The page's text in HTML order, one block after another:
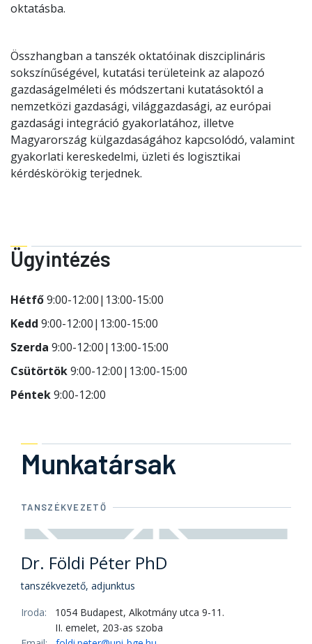
oktatásba.
Összhangban a tanszék oktatóinak diszciplináris
sokszínűségével, kutatási területeink az alapozó
gazdaságelméleti és módszertani kutatásoktól a
nemzetközi gazdasági, világgazdasági, az európai
gazdasági integráció gyakorlatához, illetve
Magyarország külgazdaságához kapcsolódó, valamint
gyakorlati kereskedelmi, üzleti és logisztikai
kérdéskörökig terjednek.
Ügyintézés
Hétfő9:00-12:00|13:00-15:00
Kedd 9:00-12:00|13:00-15:00
Szerda 9:00-12:00|13:00-15:00
Csütörtök9:00-12:00|13:00-15:00
Péntek9:00-12:00
Munkatársak
TANSZÉKVEZETŐ
Dr. Földi Péter PhD
tanszékvezető, adjunktus
Iroda:
1054 Budapest, Alkotmány utca 9-11.
II. emelet, 203-as szoba